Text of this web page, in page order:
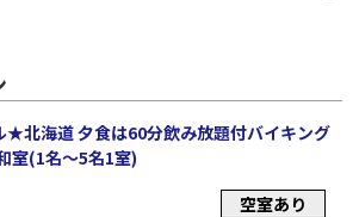
★北海道 夕食は60分飲み放題付バイキング
室(1名～5名1室)
空室あり